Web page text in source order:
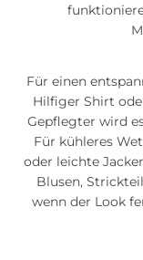
Für einen
Hilfiger Shirt
Gepflegter wird
Für kühleres
oder leichte
Blusen,
wenn der Look